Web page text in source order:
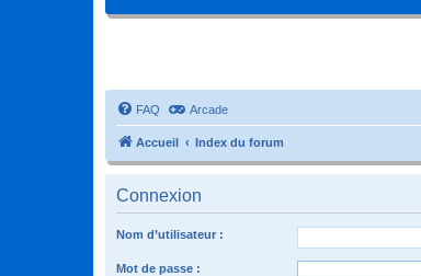
FAQ Arcade
Accueil Index du forum
Connexion
Nom d’utilisateur :
Mot de passe :